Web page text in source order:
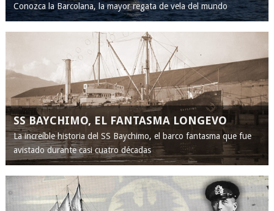
Conozca la Barcolana, la mayor regata de vela del mundo
SS BAYCHIMO, EL FANTASMA LONGEVO
La increíble historia del SS Baychimo, el barco fantasma que fue
avistado durante casi cuatro décadas